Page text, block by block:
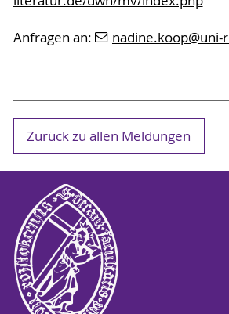
Anfragen an: nadine.koop@uni-
Zurück zu allen Meldungen